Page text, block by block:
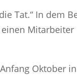
Tat.“ In dem
Mitarbeiter
Oktober in